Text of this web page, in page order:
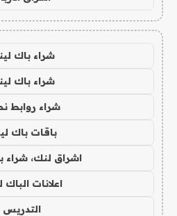
شراء باك
شراء باك
شراء روابط
باقات باك
اشراق لنك، شراء
اعلانات الباك
التدريس